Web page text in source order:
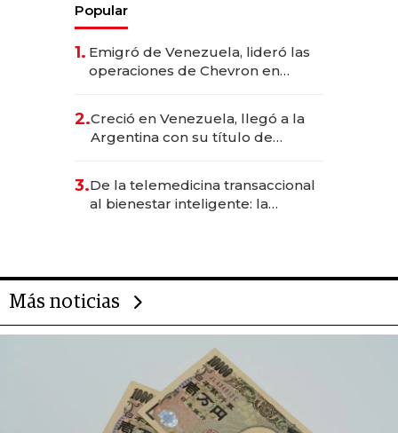
Popular
1. Emigró de Venezuela, lideró las
operaciones de Chevron en
2.Creció en Venezuela, llegó a la
Argentina con su título de
las marcas "fast premium"
3.De la telemedicina transaccional
al bienestar inteligente: la
Más noticias